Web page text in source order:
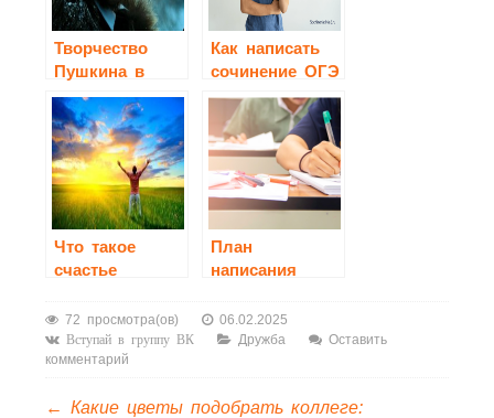
Творчество
Пушкина в
зеркале кино
Как написать
сочинение ОГЭ
9.3?
Что такое
счастье
План
написания
в 2024-2025
учебном году
72 просмотра(ов) 06.02.2025
Вступай в группу ВК Дружба
Оставить
комментарий
← Какие цветы подобрать коллеге: